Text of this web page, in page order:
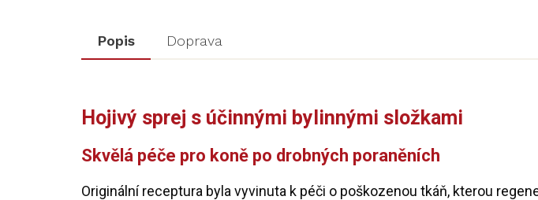
Popis Doprava
Hojivý sprej s účinnými bylinnými složkami
Skvělá péče pro koně po drobných poraněních
Originální receptura byla vyvinuta k péči o poškozenou tkáň, kterou